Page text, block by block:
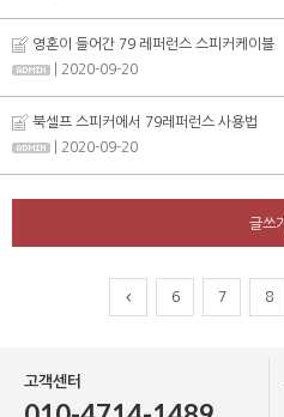
영혼이 들어간 79 레퍼런스 스피커케이블
| 2020-09-20
북셀프 스피커에서 79레퍼런스 사용법
| 2020-09-20
글쓰기
6 7 8
고객센터